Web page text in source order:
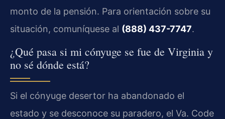
monto de la pensión. Para orientación sobre su
situación, comuníquese al (888) 437-7747.
¿Qué pasa si mi cónyuge se fue de Virginia y
no sé dónde está?
Si el cónyuge desertor ha abandonado el
estado y se desconoce su paradero, el Va. Code